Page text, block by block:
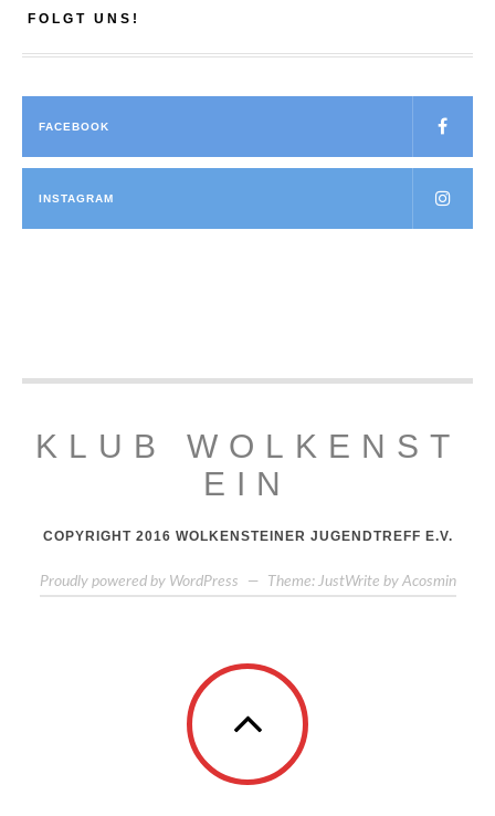
FOLGT UNS!
FACEBOOK
INSTAGRAM
KLUB WOLKENST
EIN
COPYRIGHT 2016 WOLKENSTEINER JUGENDTREFF E.V.
Proudly powered by WordPress — Theme: JustWrite by Acosmin